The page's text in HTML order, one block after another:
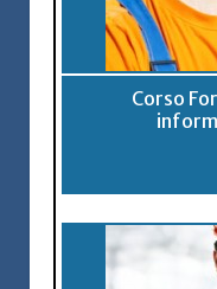
Corso